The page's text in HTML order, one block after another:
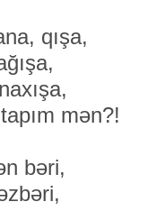
qışa,
mən?!
bəri,